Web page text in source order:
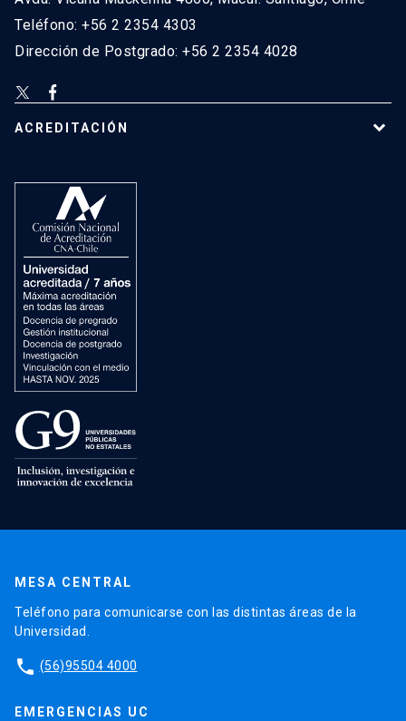
Teléfono: +56 2 2354 4303
Dirección de Postgrado: +56 2 2354 4028
ACREDITACIÓN
MESA CENTRAL
Teléfono para comunicarse con las distintas áreas de la
Universidad.
phone (56)95504 4000
EMERGENCIAS UC